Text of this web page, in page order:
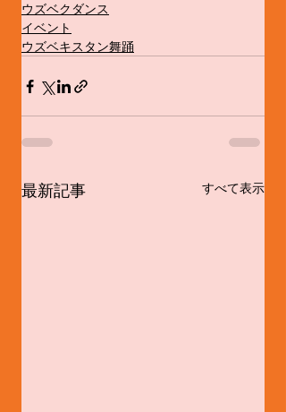
ウズベクダンス
イベント
ウズベキスタン舞踊
最新記事 すべて表示